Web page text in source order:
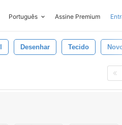
Português Assine Premium
Desenhar Tecido